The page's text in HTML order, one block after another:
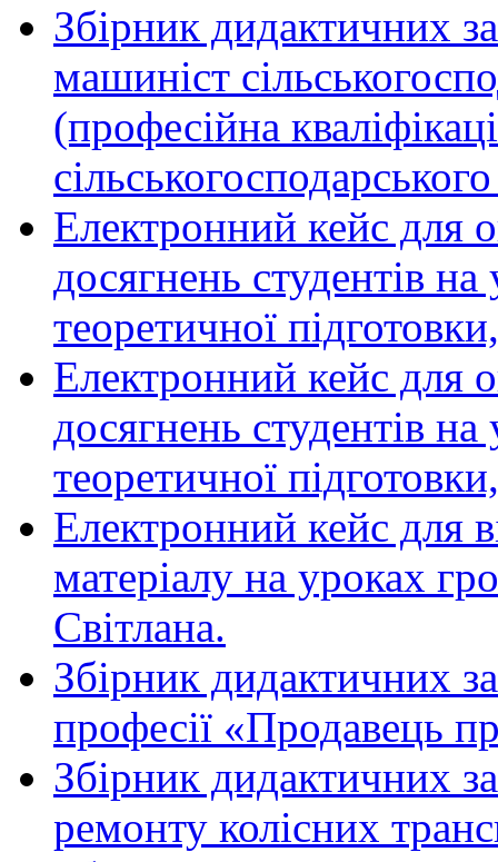
Збірник дидактичних
машиніст
(професійна
Електронний кейс для
досягнень студентів
теоретичної
Електронний кейс для
досягнень студентів
теоретичної
Електронний кейс для
матеріалу на уроках
Світлана.
Збірник дидактичних
професії «Продавець
Збірник дидактичних
ремонту колісних